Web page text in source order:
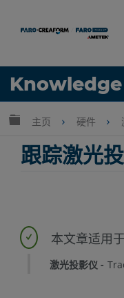
语言
扩展/隐缩全局层
主页 硬件
跟踪激光
激光投影仪